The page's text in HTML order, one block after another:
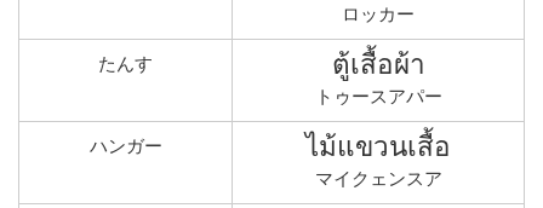
ロッカー
たんす ตู้เสื้อผ้า
トゥースアパー
ハンガー ไม้แขวนเสื้อ
マイクェンスア